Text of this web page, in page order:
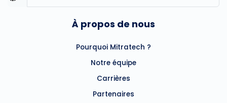
À propos de nous
Pourquoi Mitratech ?
Notre équipe
Carrières
Partenaires